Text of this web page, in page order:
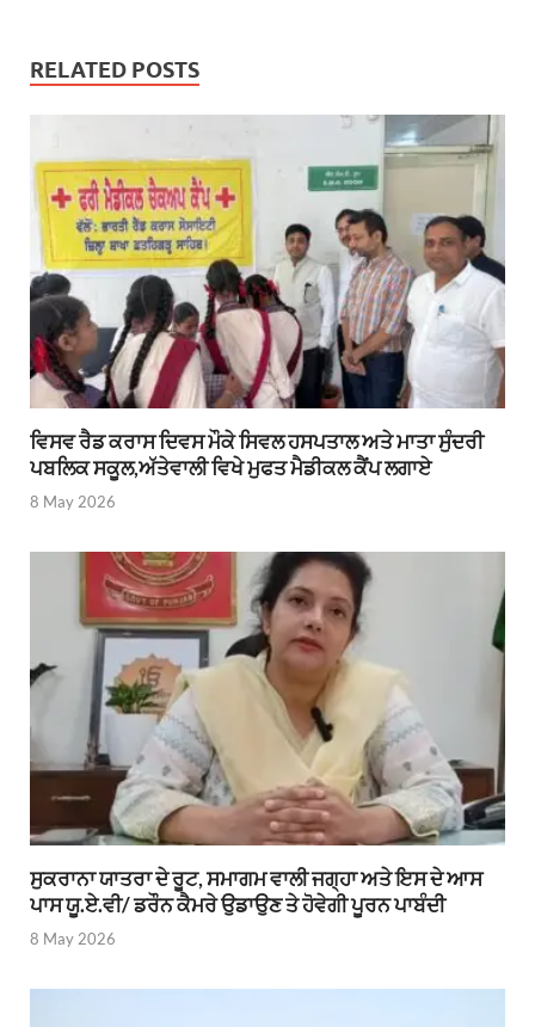
RELATED POSTS
ਵਿਸਵ ਰੈਡ ਕਰਾਸ ਦਿਵਸ ਮੌਕੇ ਸਿਵਲ ਹਸਪਤਾਲ ਅਤੇ ਮਾਤਾ ਸੁੰਦਰੀ
ਪਬਲਿਕ ਸਕੂਲ,ਅੱਤੇਵਾਲੀ ਵਿਖੇ ਮੁਫਤ ਮੈਡੀਕਲ ਕੈਂਪ ਲਗਾਏ
8 May 2026
ਸੁਕਰਾਨਾ ਯਾਤਰਾ ਦੇ ਰੂਟ, ਸਮਾਗਮ ਵਾਲੀ ਜਗ੍ਹਾ ਅਤੇ ਇਸ ਦੇ ਆਸ
ਪਾਸ ਯੂ.ਏ.ਵੀ/ ਡਰੌਨ ਕੈਮਰੇ ਉਡਾਉਣ ਤੇ ਹੋਵੇਗੀ ਪੂਰਨ ਪਾਬੰਦੀ
8 May 2026